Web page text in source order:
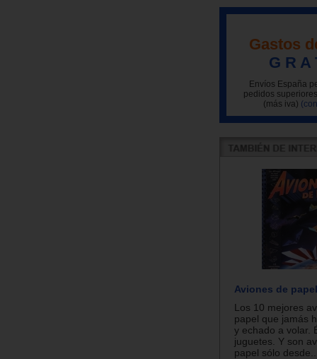
Gastos
G R A
Envíos España
pedidos
(más iva)
Aviones de
Los 10 mejores
papel que jamás
y echado a volar.
juguetes. Y son
papel sólo